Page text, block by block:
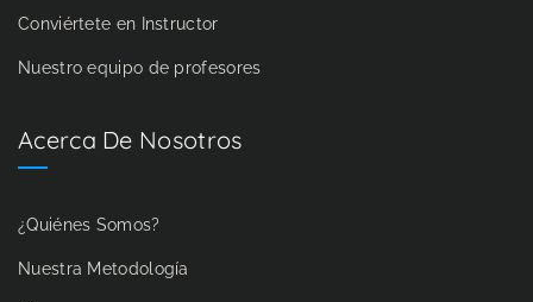
Conviértete en Instructor
Nuestro equipo de profesores
Acerca De Nosotros
¿Quiénes Somos?
Nuestra Metodología